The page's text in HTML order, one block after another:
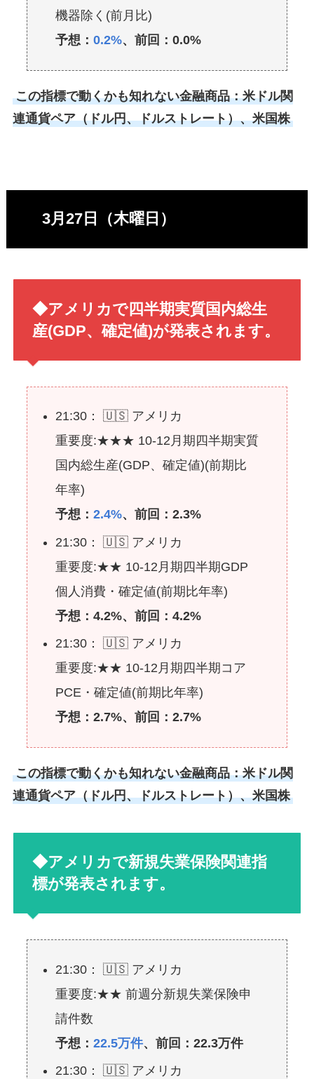
機器除く(前月比)
予想： 0.2%、前回：0.0%
この指標で動くかも知れない金融商品：米ドル関
連通貨ペア（ドル円、ドルストレート）、米国株
3月27日（木曜日）
◆アメリカで四半期実質国内総生
産(GDP、確定値)が発表されます。
21:30： 🇺🇸 アメリカ
重要度:★★★ 10-12月期四半期実質
国内総生産(GDP、確定値)(前期比
年率)
予想： 2.4%、前回：2.3%
21:30： 🇺🇸 アメリカ
重要度:★★ 10-12月期四半期GDP
個人消費・確定値(前期比年率)
予想：4.2%、前回：4.2%
21:30： 🇺🇸 アメリカ
重要度:★★ 10-12月期四半期コア
PCE・確定値(前期比年率)
予想：2.7%、前回：2.7%
この指標で動くかも知れない金融商品：米ドル関
連通貨ペア（ドル円、ドルストレート）、米国株
◆アメリカで新規失業保険関連指
標が発表されます。
21:30： 🇺🇸 アメリカ
重要度:★★ 前週分新規失業保険申
請件数
予想： 22.5万件、前回：22.3万件
21:30： 🇺🇸 アメリカ